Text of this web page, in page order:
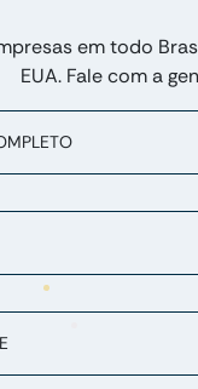
em todo
EUA. Fale com a